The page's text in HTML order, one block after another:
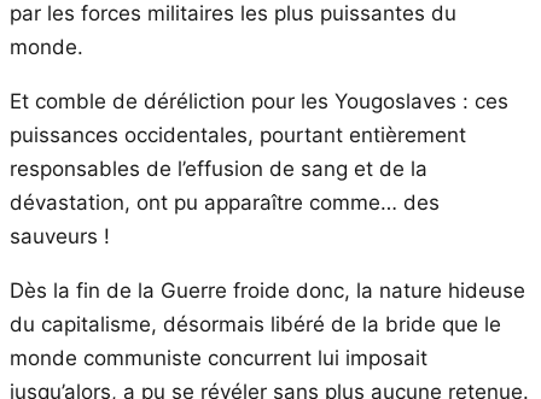
par les forces militaires les plus puissantes du
monde.
Et comble de déréliction pour les Yougoslaves : ces
puissances occidentales, pourtant entièrement
responsables de l’effusion de sang et de la
dévastation, ont pu apparaître comme… des
sauveurs !
Dès la fin de la Guerre froide donc, la nature hideuse
du capitalisme, désormais libéré de la bride que le
monde communiste concurrent lui imposait
jusqu’alors, a pu se révéler sans plus aucune retenue.